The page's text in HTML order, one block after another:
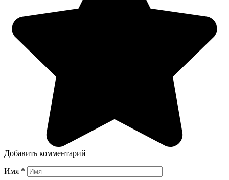
Добавить комментарий
Имя *